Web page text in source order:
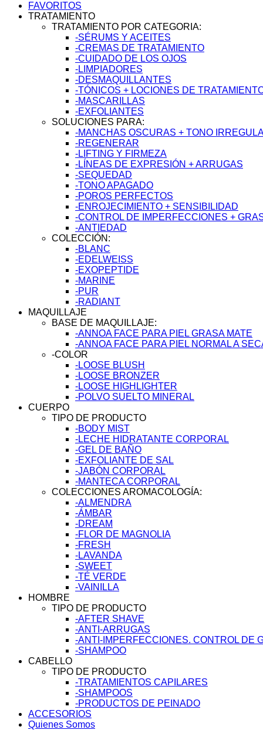
FAVORITOS
TRATAMIENTO
TRATAMIENTO POR CATEGORIA:
-SÉRUMS Y ACEITES
-CREMAS DE TRATAMIENTO
-CUIDADO DE LOS OJOS
-LIMPIADORES
-DESMAQUILLANTES
-TÓNICOS + LOCIONES DE
-MASCARILLAS
-EXFOLIANTES
SOLUCIONES PARA:
-MANCHAS OSCURAS + TONO
-REGENERAR
-LIFTING Y FIRMEZA
-LÍNEAS DE EXPRESIÓN + ARRUGAS
-SEQUEDAD
-TONO APAGADO
-POROS PERFECTOS
-ENROJECIMIENTO + SENSIBILIDAD
-CONTROL DE IMPERFECCIONES +
-ANTIEDAD
COLECCIÓN:
-BLANC
-EDELWEISS
-EXOPEPTIDE
-MARINE
-PUR
-RADIANT
MAQUILLAJE
BASE DE MAQUILLAJE:
-ANNOA FACE PARA PIEL GRASA MATE
-ANNOA FACE PARA PIEL NORMAL A
-COLOR
-LOOSE BLUSH
-LOOSE BRONZER
-LOOSE HIGHLIGHTER
-POLVO SUELTO MINERAL
CUERPO
TIPO DE PRODUCTO
-BODY MIST
-LECHE HIDRATANTE CORPORAL
-GEL DE BAÑO
-EXFOLIANTE DE SAL
-JABÓN CORPORAL
-MANTECA CORPORAL
COLECCIONES AROMACOLOGÍA:
-ALMENDRA
-ÁMBAR
-DREAM
-FLOR DE MAGNOLIA
-FRESH
-LAVANDA
-SWEET
-TÉ VERDE
-VAINILLA
HOMBRE
TIPO DE PRODUCTO
-AFTER SHAVE
-ANTI-ARRUGAS
-ANTI-IMPERFECCIONES. CONTROL DE
-SHAMPOO
CABELLO
TIPO DE PRODUCTO
-TRATAMIENTOS CAPILARES
-SHAMPOOS
-PRODUCTOS DE PEINADO
ACCESORIOS
Quienes Somos